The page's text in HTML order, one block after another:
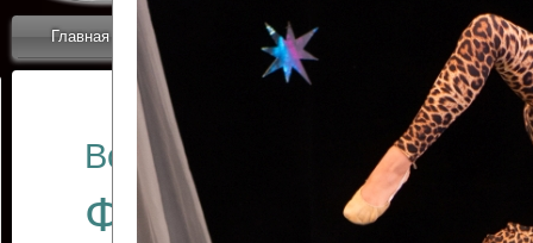
Главная Коллективы Новости
ОТЧЕТЫ ГКЦ
Все отчеты
Финал